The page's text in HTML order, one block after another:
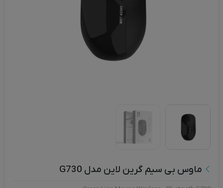
ماوس بی سیم گرین لاین مدل G730